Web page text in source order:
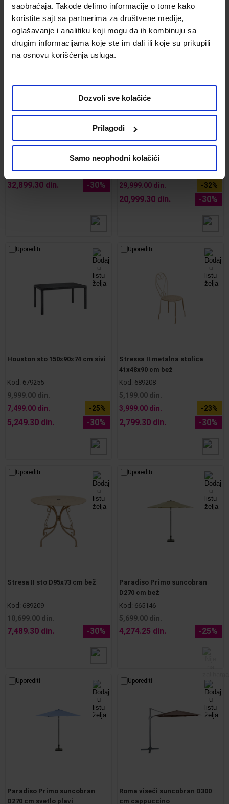
saobraćaja. Takođe delimo informacije o tome kako
koristite sajt sa partnerima za društvene medije,
oglašavanje i analitiku koji mogu da ih kombinuju sa
drugim informacijama koje ste im dali ili koje su prikupili
na osnovu korišćenja usluga.
Dozvoli sve kolačiće
Prilagodi
Samo neophodni kolačići
180(240)x90x76 cm Natur
46,999.00 din.
32,899.30 din. -30%
160(210)x90x76cm
Kod:656216
43,999.00 din.
29,999.00 din.
-32%
20,999.30 din. -30%
Uporediti
Houston sto 150x90x74 cm sivi
Kod: 679255
9,999.00 din.
7,499.00 din.
-25%
5,249.30 din. -30%
Uporediti
Stressa II metalna stolica
41x48x90 cm bež
Kod: 689208
5,199.00 din.
3,999.00 din.
-23%
2,799.30 din. -30%
Uporediti
Stresa II sto D95x73 cm bež
Kod: 689209
10,699.00 din.
7,489.30 din. -30%
Uporediti
Paradiso Primo suncobran
D270 cm bež
Kod: 665146
5,699.00 din.
4,274.25 din. -25%
Uporediti
Paradiso Primo suncobran
D270 cm svetlo plavi
Uporediti
Roma viseći suncobran D300
cm cappuccino